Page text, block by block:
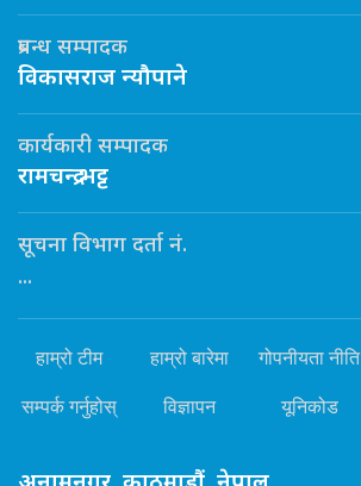
प्रबन्ध सम्पादक
विकासराज न्यौपाने
कार्यकारी सम्पादक
रामचन्द्र भट्ट
सूचना विभाग दर्ता नं.
...
हाम्रो टीम हाम्रो बारेमा गोपनीयता नीति
सम्पर्क गर्नुहोस् विज्ञापन यूनिकोड